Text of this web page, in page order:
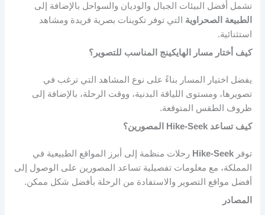
تشمل أفضل البيئات الجبال والوديان والسواحل بالإضافة إلى
الطبيعة الصحراوية التي توفر تكوينات بصرية فريدة ومشاهد
استثنائية.
كيف أختار مسار الهايكينج المناسب للتصوير؟
يفضل اختيار المسار بناءً على نوع المشاهد التي ترغب في
تصويرها، ومستوى اللياقة البدنية، ووقت الرحلة، بالإضافة إلى
ظروف الطقس المتوقعة.
كيف تساعد Hike-Seek المصورين؟
توفرHike-Seek رحلات منظمة إلى أبرز المواقع الطبيعية في
المملكة، مع معلومات تفصيلية تساعد المصورين على الوصول إلى
أفضل مواقع التصوير والاستفادة من الرحلة بأفضل شكل ممكن.
المصادر